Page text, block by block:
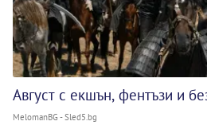
Август с екшън, фентъзи и
MelomanBG - Sled5.bg